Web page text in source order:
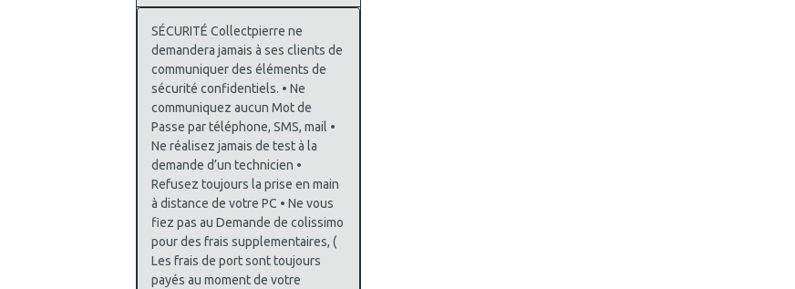
SÉCURITÉ Collectpierre ne
demandera jamais à ses clients de
communiquer des éléments de
sécurité confidentiels. • Ne
communiquez aucun Mot de
Passe par téléphone, SMS, mail •
Ne réalisez jamais de test à la
demande d’un technicien •
Refusez toujours la prise en main
à distance de votre PC • Ne vous
fiez pas au Demande de colissimo
pour des frais supplementaires, (
Les frais de port sont toujours
payés au moment de votre